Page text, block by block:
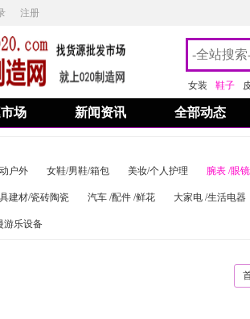
注册
女装 鞋子
场 新闻资讯 全部动态
户外 女鞋/男鞋/箱包 美妆/个人护理 腕表 /眼
建材/瓷砖陶瓷 汽车 /配件 /鲜花 大家电 /生活电器
游乐设备